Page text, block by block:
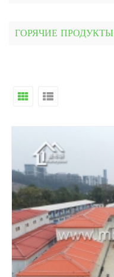
ГОРЯЧИЕ ПРОДУКТЫ